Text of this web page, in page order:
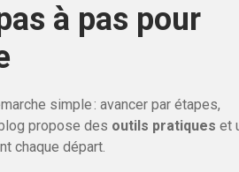
à pas pour
simple : avancer par étapes,
propose des outils pratiques et
chaque départ.